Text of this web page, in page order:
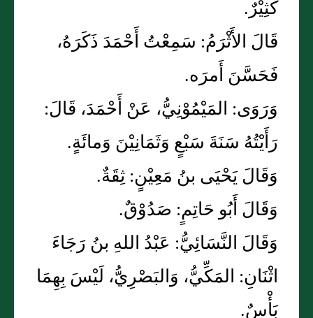
كَثِيْرٌ.
قَالَ الأَثْرَمُ: سَمِعْتُ أَحْمَدَ ذَكَرَهُ،
فَحَسَّنَ أَمرَه.
وَرَوَى: المَيْمُوْنِيُّ، عَنْ أَحْمَدَ، قَالَ:
رَأَيْتُهُ سَنَةَ سَبْعٍ وَثَمَانِيْنَ وَمائَةٍ.
وَقَالَ يَحْيَى بنُ مَعِيْنٍ: ثِقَةٌ.
وَقَالَ أَبُو حَاتِمٍ: صَدُوْقٌ.
وَقَالَ النَّسَائِيُّ: عَبْدُ اللهِ بنُ رَجَاءَ
اثْنَانِ: المَكِّيُّ، وَالبَصْرِيُّ، لَيْسَ بِهِمَا
بَأْسٌ.